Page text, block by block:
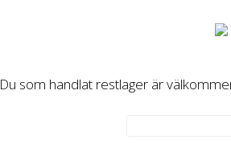
Du som handlat restlager är